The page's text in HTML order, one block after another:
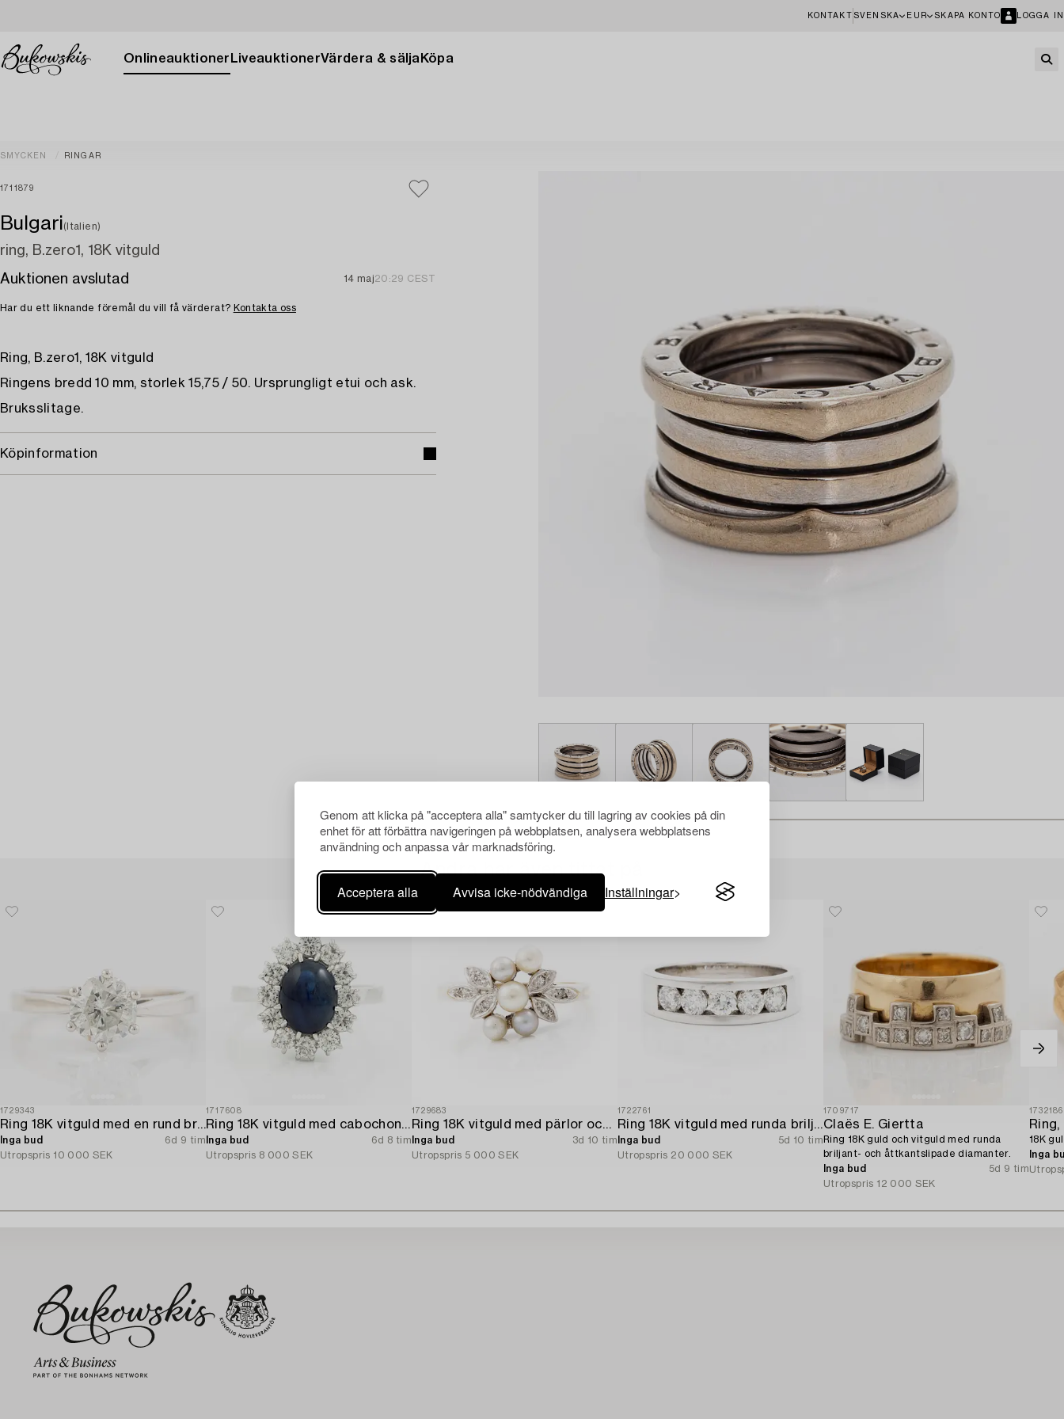
Genom att klicka på "acceptera alla" samtycker du till lagring av cookies på din
enhet för att förbättra navigeringen på webbplatsen, analysera webbplatsens
användning och anpassa vår marknadsföring.
Acceptera alla Avvisa icke-nödvändiga Inställningar
KONTAKT SVENSKA EUR SKAPA KONTO LOGGA IN
Onlineauktioner LiveauktionerVärdera & sälja Köpa
SMYCKEN RINGAR
1711879
Bulgari(Italien)
ring, B.zero1, 18K vitguld
Auktionen avslutad
14 maj20:29 CEST
Har du ett liknande föremål du vill få värderat? Kontakta oss
Ring, B.zero1, 18K vitguld
Ringens bredd 10 mm, storlek 15,75 / 50. Ursprungligt etui och ask.
Bruksslitage.
Köpinformation
Andra har även tittat på
1729343
Ring 18K vitguld med en rund briljantslipad diamant.
Inga bud
6d 9 tim
Utropspris 10 000 SEK
1717608
Ring 18K vitguld med cabochonslipad safir och briljantslipade diamanter.
Inga bud
6d 8 tim
Utropspris 8 000 SEK
1729683
Ring 18K vitguld med pärlor och åttkantslipade diamanter.
Inga bud
3d 10 tim
Utropspris 5 000 SEK
1722761
Ring 18K vitguld med runda briljantslipade diamanter.
Inga bud
5d 10 tim
Utropspris 20 000 SEK
1709717
Claës E. Giertta
Ring 18K guld och vitguld med runda
briljant- och åttkantslipade diamanter.
Inga bud
5d 9 tim
Utropspris 12 000 SEK
1732186
Ring,
18K
Inga